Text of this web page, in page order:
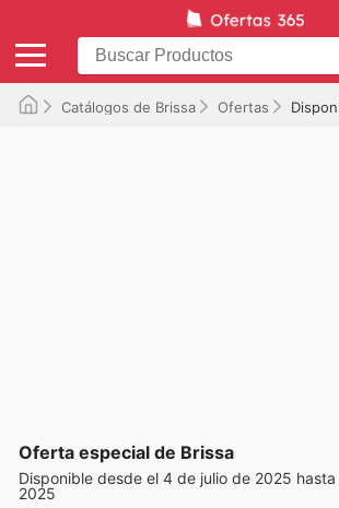
Catálogos de Brissa Ofertas Disponible
Oferta especial de Brissa
Disponible desde el 4 de julio de 2025
2025